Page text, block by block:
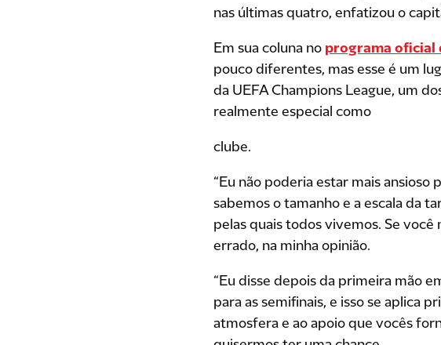
nas últimas quatro, enfatizou o
Em sua coluna no programa oficial
pouco diferentes, mas esse é um
da UEFA Champions League, um
realmente especial como
clube.
“Eu não poderia estar mais ansioso
sabemos o tamanho e a escala da
pelas quais todos vivemos. Se
errado, na minha opinião.
“Eu disse depois da primeira mão
para as semifinais, e isso se aplica
atmosfera e ao apoio que vocês